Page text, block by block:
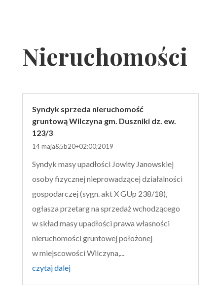
Nieruchomości
Syndyk sprzeda nieruchomość
gruntową Wilczyna gm. Duszniki dz. ew.
123/3
14 maja&5b20+02:00;2019
Syndyk masy upadłości Jowity Janowskiej
osoby fizycznej nieprowadzącej działalności
gospodarczej (sygn. akt X GUp 238/18),
ogłasza przetarg na sprzedaż wchodzącego
w skład masy upadłości prawa własności
nieruchomości gruntowej położonej
w miejscowości Wilczyna,...
czytaj dalej